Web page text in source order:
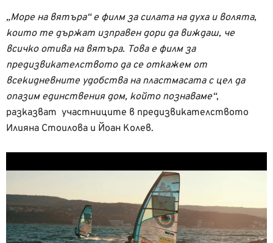
„Море на вятъра“ е филм за силата на духа и волята,
които те държат изправен дори да виждаш, че
всичко отива на вятъра. Това е филм за
предизвикателството да се откажем от
всекидневните удобства на пластмасата с цел да
опазим единствения дом, който познаваме“,
разказват участниците в предизвикателството
Илияна Стоилова и Йоан Колев.